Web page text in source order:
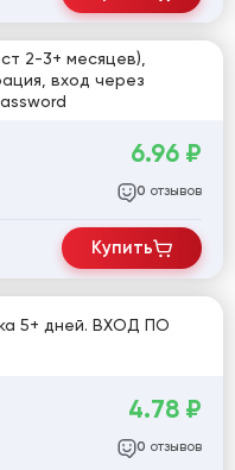
2-3+ месяцев),
вход через
6.96 ₽
0 отзывов
Купить
5+ дней. ВХОД ПО
4.78 ₽
0 отзывов